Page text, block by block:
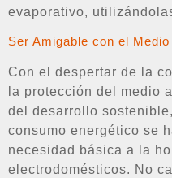
evaporativo,
Ser Amigable con el
Con el despertar de la
la protección del medio
del desarrollo
consumo energético se
necesidad básica a la
electrodomésticos. No